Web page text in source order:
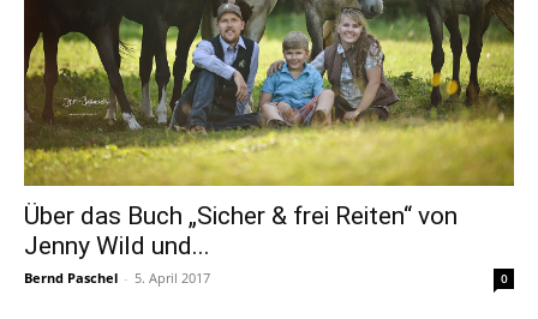
Über das Buch „Sicher & frei Reiten“ von
Jenny Wild und...
Bernd Paschel - 5. April 2017 0